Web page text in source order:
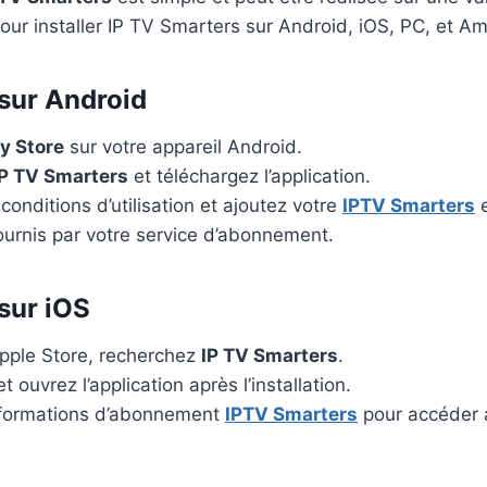
installer IP TV Smarters sur Android, iOS, PC, et
Android
Store sur votre appareil Android.
TV Smarters et téléchargez l’application.
d’utilisation et ajoutez votre IPTV Smarters
par votre service d’abonnement.
iOS
Store, recherchez IP TV Smarters.
ouvrez l’application après l’installation.
d’abonnement IPTV Smarters pour accéder